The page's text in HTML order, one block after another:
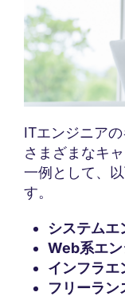
ITエンジニア
さまざまなキ
一例として、
す。
システムエ
Web系エ
インフラエ
フリーラン